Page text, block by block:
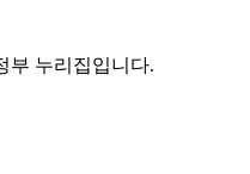
부 누리집입니다.